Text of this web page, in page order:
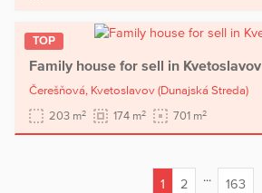
TOP
Family house for sell in Kvetoslavov
Čerešňová, Kvetoslavov (Dunajská Streda)
203 m2 174 m2 701 m2
1
2 ... 163